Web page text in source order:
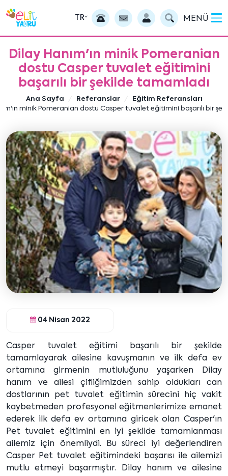
TR MENÜ
Dilay Hanım'ın minik Pomeranian
dostu Casper tuvalet eğitimini
başarılı bir şekilde tamamladı
Ana Sayfa Referanslar
Eğitim Referansları
minik Pomeranian dostu Casper tuvalet eğitimini başarılı bir
04 Nisan 2022
Casper tuvalet eğitimi başarılı bir şekilde
tamamlayarak ailesine kavuşmanın ve ilk defa ev
ortamına girmenin mutluluğunu yaşarken Dilay
hanım ve ailesi çifliğimizden sahip oldukları can
dostlarının pet tuvalet eğitimin sürecini hiç vakit
kaybetmeden profesyonel eğitmenlerimize emanet
ederek ilk defa ev ortamına giricek olan Casper'ın
Pet tuvalet eğitimini en iyi şekilde tamamlanması
ailemiz için önemliydi. Bu süreci iyi değerlendiren
Casper Pet tuvalet eğitimindeki başarısı ile ailemizi
mutlu etmeyi başarmıştır. Dilay hanım ve ailesine